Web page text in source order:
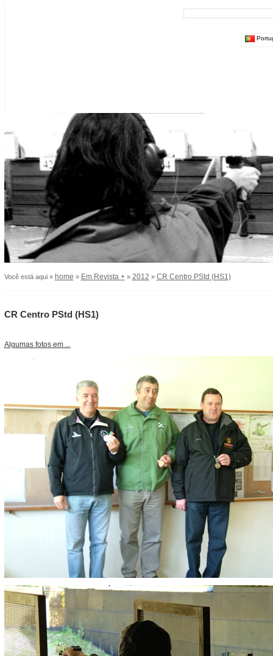
Você está aqui » home » Em Revista +» 2012 » CR Centro PStd (HS1)
CR Centro PStd (HS1)
Algumas fotos em ...